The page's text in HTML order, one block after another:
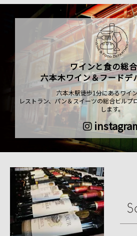
ワインと食の総
六本木ワイン＆フードデ
六本木駅徒歩1分にあるワイン
レストラン、パン＆スイーツの総合ビルプ
します。